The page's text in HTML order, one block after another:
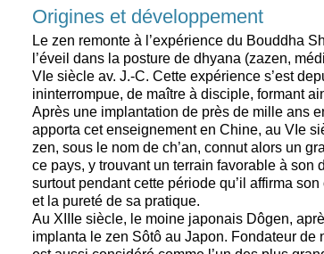
Origines et développement
Le zen remonte à l’expérience du Bouddha
l’éveil dans la posture de dhyana (zazen,
VIe siècle av. J.-C. Cette expérience s’est
ininterrompue, de maître à disciple, formant
Après une implantation de près de mille ans
apporta cet enseignement en Chine, au VIe
zen, sous le nom de ch’an, connut alors un
ce pays, y trouvant un terrain favorable à son
surtout pendant cette période qu’il affirma
et la pureté de sa pratique.
Au XIIIe siècle, le moine japonais Dôgen,
implanta le zen Sôtô au Japon. Fondateur de